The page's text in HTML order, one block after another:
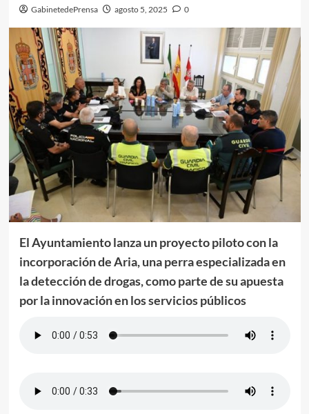
GabinetedePrensa agosto 5, 2025 0
El Ayuntamiento lanza un proyecto piloto con la
incorporación de Aria, una perra especializada en
la detección de drogas, como parte de su apuesta
por la innovación en los servicios públicos